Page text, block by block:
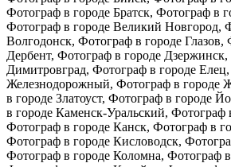
Фотограф в городе Братск, Фотограф в
Фотограф в городе Великий Новгород,
Волгодонск, Фотограф в городе Глазов,
Дербент, Фотограф в городе
Димитровград, Фотограф в городе
Железнодорожный, Фотограф в городе
в городе Златоуст, Фотограф в городе
в городе Каменск-Уральский,
Фотограф в городе Канск, Фотограф в
Фотограф в городе Кисловодск,
Фотограф в городе Коломна, Фотограф